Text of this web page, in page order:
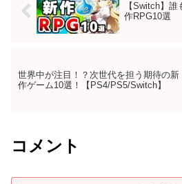
【Switch】
作RPG10選
世界中が注目！？次世代を担う期待の新
作ゲーム10選！【PS4/PS5/Switch】
コメント